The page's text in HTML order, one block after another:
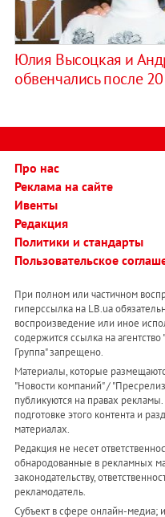
Юлия Высоцкая и
обвенчались после
Про нас
Реклама на сайте
Ивенты
Редакция
Политики и стандарты
Пользовательское
При полном или частичном
гиперссылка на LB.ua
воспроизведение или иное
содержится ссылка на
Группа" запрещено.
Материалы, которые
"Новости компаний" /
публикуются на правах рекламы.
подготовке этого контента и
материалах.
Редакция не несет
обнародованные в рекламных
законодательству,
рекламодатель.
Субъект в сфере онлайн-медиа;